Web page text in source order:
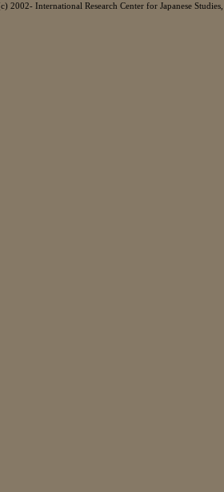
2002- International Research Center for Japanese